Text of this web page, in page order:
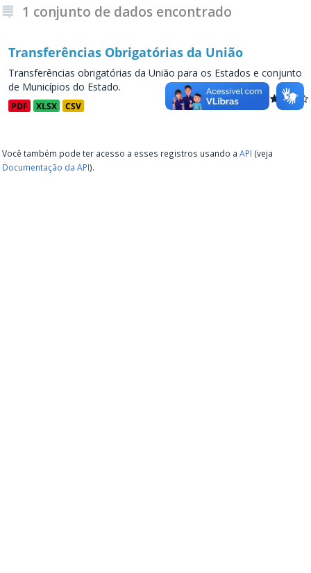
1 conjunto de dados encontrado
Transferências Obrigatórias da União
Transferências obrigatórias da União para os Estados e conjunto
de Municípios do Estado.
PDF XLSX CSV
Você também pode ter acesso a esses registros usando a API (veja
Documentação da API).